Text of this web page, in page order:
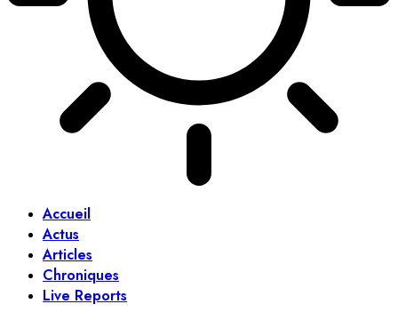
Accueil
Actus
Articles
Chroniques
Live Reports